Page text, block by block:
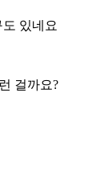
있네요
걸까요?